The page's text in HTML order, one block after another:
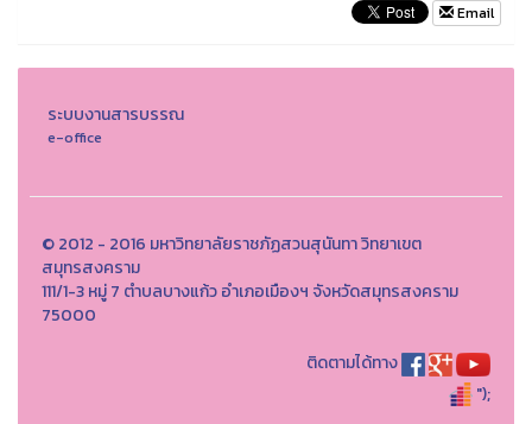
Email
ระบบงานสารบรรณ
e-office
© 2012 - 2016 มหาวิทยาลัยราชภัฏสวนสุนันทา วิทยาเขต
สมุทรสงคราม
111/1-3 หมู่ 7 ตำบลบางแก้ว อำเภอเมืองฯ จังหวัดสมุทรสงคราม
75000
ติดตามได้ทาง
");